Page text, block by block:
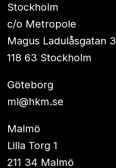
Stockholm
c/o Metropole
Magus Ladulåsgatan 3
118 63 Stockholm
Göteborg
ml@hkm.se
Malmö
Lilla Torg 1
211 34 Malmö